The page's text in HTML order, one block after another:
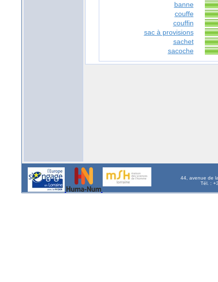
banne
couffe
couffin
sac à provisions
sachet
sacoche
44, avenue de
Tél. :